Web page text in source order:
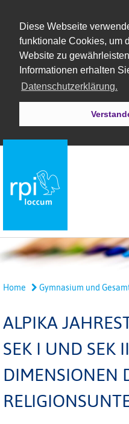
Diese Webseite
funktionale Cookies, um
Website zu
Informationen erhalten
Datenschutzerklärung.
Home Gymnasium und
ALPIKA
SEK I UND SEK
DIMENSIONEN